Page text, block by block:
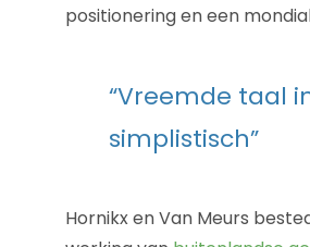
positionering en een
“Vreemde taal
simplistisch”
Hornikx en Van Meurs